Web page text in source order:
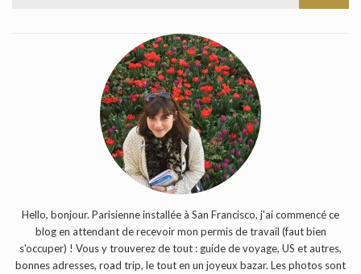
Hello, bonjour. Parisienne installée à San Francisco, j'ai commencé ce
blog en attendant de recevoir mon permis de travail (faut bien
s'occuper) ! Vous y trouverez de tout : guide de voyage, US et autres,
bonnes adresses, road trip, le tout en un joyeux bazar. Les photos sont